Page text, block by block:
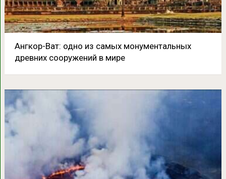
Ангкор-Ват: одно из самых монументальных
древних сооружений в мире